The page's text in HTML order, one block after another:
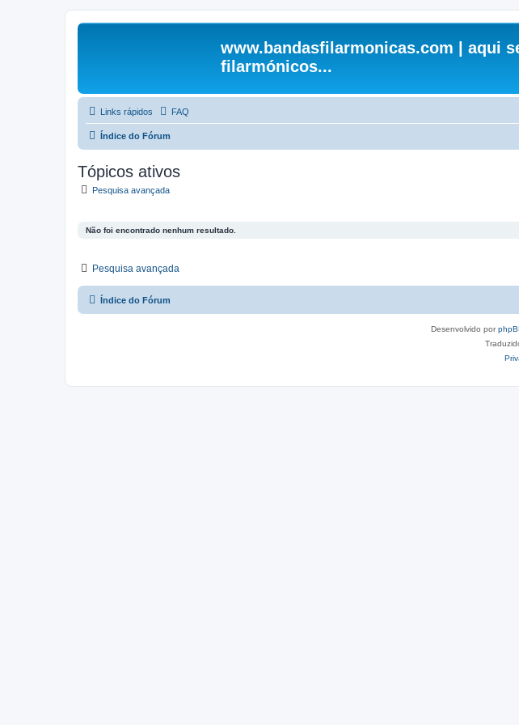
www.bandasfilarmonicas.com | aqui
filarmónicos...
Links rápidos FAQ
Índice do Fórum
Tópicos ativos
Pesquisa avançada
Não foi encontrado nenhum resultado.
Pesquisa avançada
Índice do Fórum
Desenvolvido por